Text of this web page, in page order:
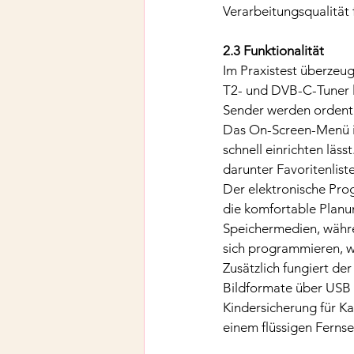
Verarbeitungsqualität
2.3 Funktionalität
Im Praxistest
T2- und DVB-C-
Sender werden
Das On-Screen-
schnell einrichten
darunter
Der elektronische
die komfortable
Speichermedien,
sich programmieren,
Zusätzlich fungiert
Bildformate über
Kindersicherung für
einem flüssigen